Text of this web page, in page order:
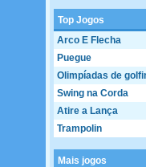
Top Jogos
Arco E Flecha
Puegue
Olimpíadas de
Swing na Corda
Atire a Lança
Trampolin
Mais jogos